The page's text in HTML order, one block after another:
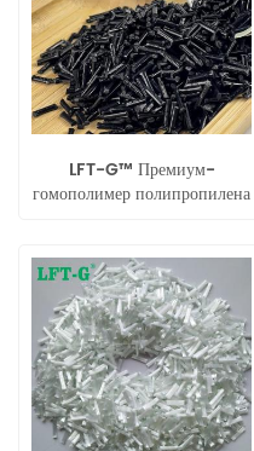
LFT-G™ Премиум-
гомополимер полипропилена
волокном, для
высокопроизводительных
применений